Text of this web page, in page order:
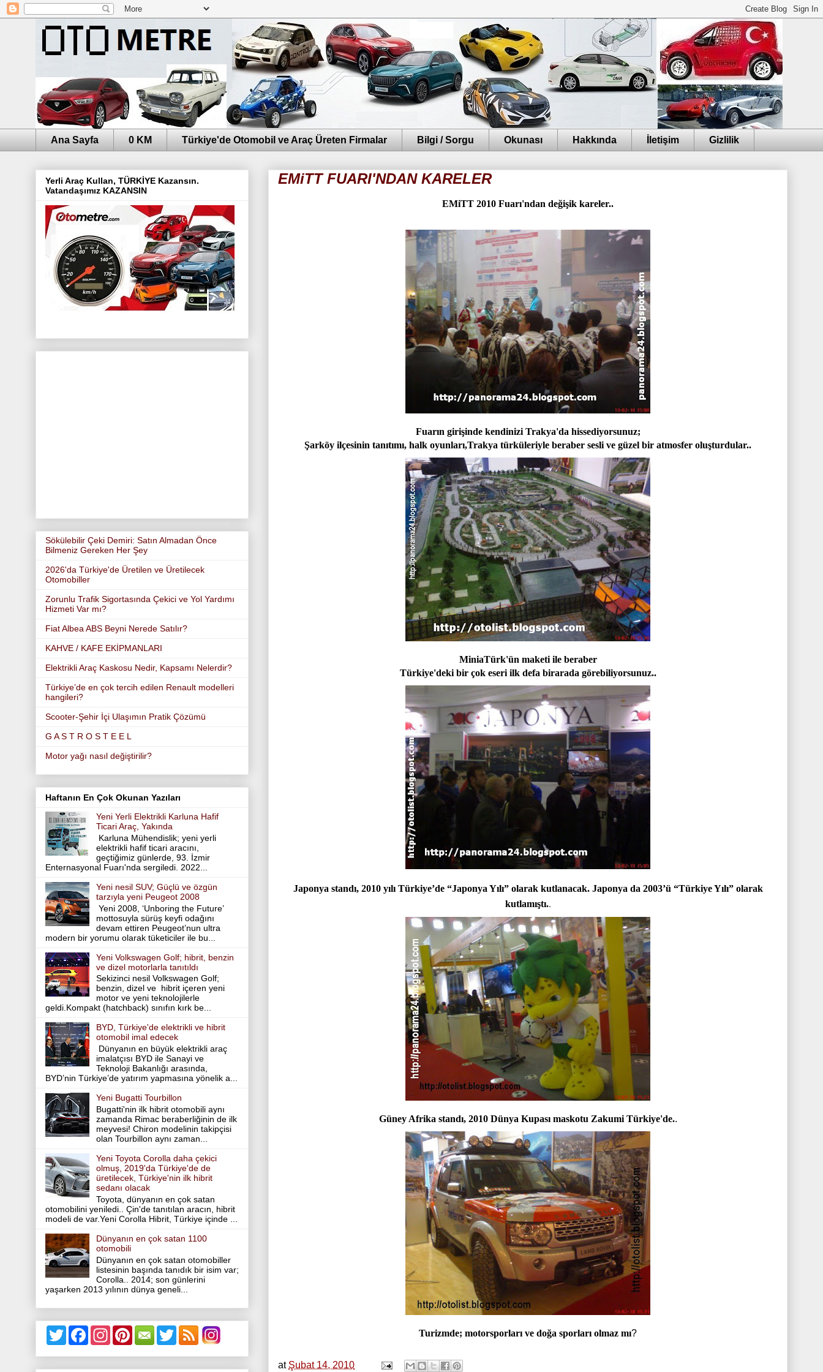
Ana Sayfa 0 KM Türkiye'de Otomobil ve Araç Üreten Firmalar Bilgi / Sorgu Okunası Hakkında İletişim Gizlilik
EMiTT FUARI'NDAN KARELER
EMiTT 2010 Fuarı'ndan değişik kareler..
Fuarın girişinde kendinizi Trakya'da hissediyorsunuz;
Şarköy ilçesinin tanıtımı, halk oyunları,Trakya türküleriyle beraber sesli ve güzel bir atmosfer oluşturdular..
MiniaTürk'ün maketi ile beraber
Türkiye'deki bir çok eseri ilk defa birarada görebiliyorsunuz..
Japonya standı, 2010 yılı Türkiye’de “Japonya Yılı” olarak kutlanacak. Japonya da 2003’ü “Türkiye Yılı” olarak
kutlamıştı..
Güney Afrika standı, 2010 Dünya Kupası maskotu Zakumi Türkiye'de..
Turizmde; motorsporları ve doğa sporları olmaz mı?
at Şubat 14, 2010
Yerli Araç Kullan, TÜRKİYE Kazansın.
Vatandaşımız KAZANSIN
Sökülebilir Çeki Demiri: Satın Almadan Önce
Bilmeniz Gereken Her Şey
2026'da Türkiye'de Üretilen ve Üretilecek
Otomobiller
Zorunlu Trafik Sigortasında Çekici ve Yol Yardımı
Hizmeti Var mı?
Fiat Albea ABS Beyni Nerede Satılır?
KAHVE / KAFE EKİPMANLARI
Elektrikli Araç Kaskosu Nedir, Kapsamı Nelerdir?
Türkiye’de en çok tercih edilen Renault modelleri
hangileri?
Scooter-Şehir İçi Ulaşımın Pratik Çözümü
G A S T R O S T E E L
Motor yağı nasıl değiştirilir?
Haftanın En Çok Okunan Yazıları
Yeni Yerli Elektrikli Karluna Hafif
Ticari Araç, Yakında
Karluna Mühendislik; yeni yerli
elektrikli hafif ticari aracını,
geçtiğimiz günlerde, 93. İzmir
Enternasyonal Fuarı'nda sergiledi. 2022...
Yeni nesil SUV; Güçlü ve özgün
tarzıyla yeni Peugeot 2008
Yeni 2008, ‘Unboring the Future’
mottosuyla sürüş keyfi odağını
devam ettiren Peugeot’nun ultra
modern bir yorumu olarak tüketiciler ile bu...
Yeni Volkswagen Golf; hibrit, benzin
ve dizel motorlarla tanıtıldı
Sekizinci nesil Volkswagen Golf;
benzin, dizel ve hibrit içeren yeni
motor ve yeni teknolojilerle
geldi.Kompakt (hatchback) sınıfın kırk be...
BYD, Türkiye'de elektrikli ve hibrit
otomobil imal edecek
Dünyanın en büyük elektrikli araç
imalatçısı BYD ile Sanayi ve
Teknoloji Bakanlığı arasında,
BYD’nin Türkiye’de yatırım yapmasına yönelik a...
Yeni Bugatti Tourbillon
Bugatti'nin ilk hibrit otomobili aynı
zamanda Rimac beraberliğinin de ilk
meyvesi! Chiron modelinin takipçisi
olan Tourbillon aynı zaman...
Yeni Toyota Corolla daha çekici
olmuş, 2019'da Türkiye'de de
üretilecek, Türkiye'nin ilk hibrit
sedanı olacak
Toyota, dünyanın en çok satan
otomobilini yeniledi.. Çin'de tanıtılan aracın, hibrit
modeli de var.Yeni Corolla Hibrit, Türkiye içinde ...
Dünyanın en çok satan 1100
otomobili
Dünyanın en çok satan otomobiller
listesinin başında tanıdık bir isim var;
Corolla.. 2014; son günlerini
yaşarken 2013 yılının dünya geneli...
T
w
t
t
F
e
b
t
a
P
t
e
T
t
t